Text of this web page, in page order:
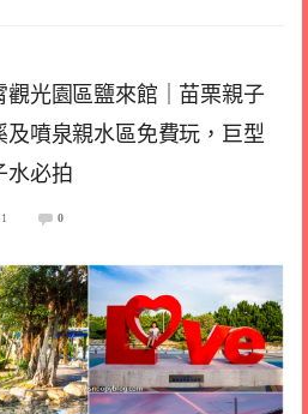
觀光園區鹽來館｜苗栗親子
噴泉親水區免費玩，巨型
水必拍
0